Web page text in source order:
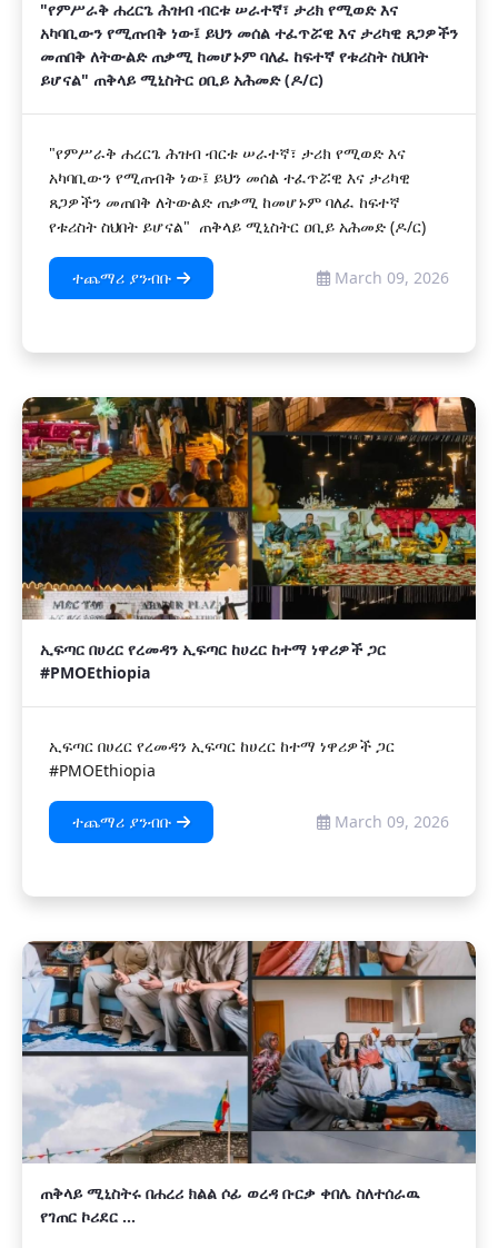
"የምሥራቅ ሐረርጌ ሕዝብ ብርቱ ሠራተኛ፣ ታሪክ የሚወድ እና
አካባቢውን የሚጠብቅ ነው፤ ይህን መሰል ተፈጥሯዊ እና ታሪካዊ ጸጋዎችን
መጠበቅ ለትውልድ ጠቃሚ ከመሆኑም ባለፈ ከፍተኛ የቱሪስት ስህበት
ይሆናል" ጠቅላይ ሚኒስትር ዐቢይ አሕመድ (ዶ/ር)
"የምሥራቅ ሐረርጌ ሕዝብ ብርቱ ሠራተኛ፣ ታሪክ የሚወድ እና
አካባቢውን የሚጠብቅ ነው፤ ይህን መሰል ተፈጥሯዊ እና ታሪካዊ
ጸጋዎችን መጠበቅ ለትውልድ ጠቃሚ ከመሆኑም ባለፈ ከፍተኛ
የቱሪስት ስህበት ይሆናል" ጠቅላይ ሚኒስትር ዐቢይ አሕመድ (ዶ/ር)
ተጨማሪ ያንብቡ March 09, 2026
ኢፍጣር በሀረር የረመዳን ኢፍጣር ከሀረር ከተማ ነዋሪዎች ጋር
#PMOEthiopia
ኢፍጣር በሀረር የረመዳን ኢፍጣር ከሀረር ከተማ ነዋሪዎች ጋር
#PMOEthiopia
ተጨማሪ ያንብቡ March 09, 2026
ጠቅላይ ሚኒስትሩ በሐረሪ ክልል ሶፊ ወረዳ ቡርቃ ቀበሌ ስለተሰራዉ
የገጠር ኮሪደር ...